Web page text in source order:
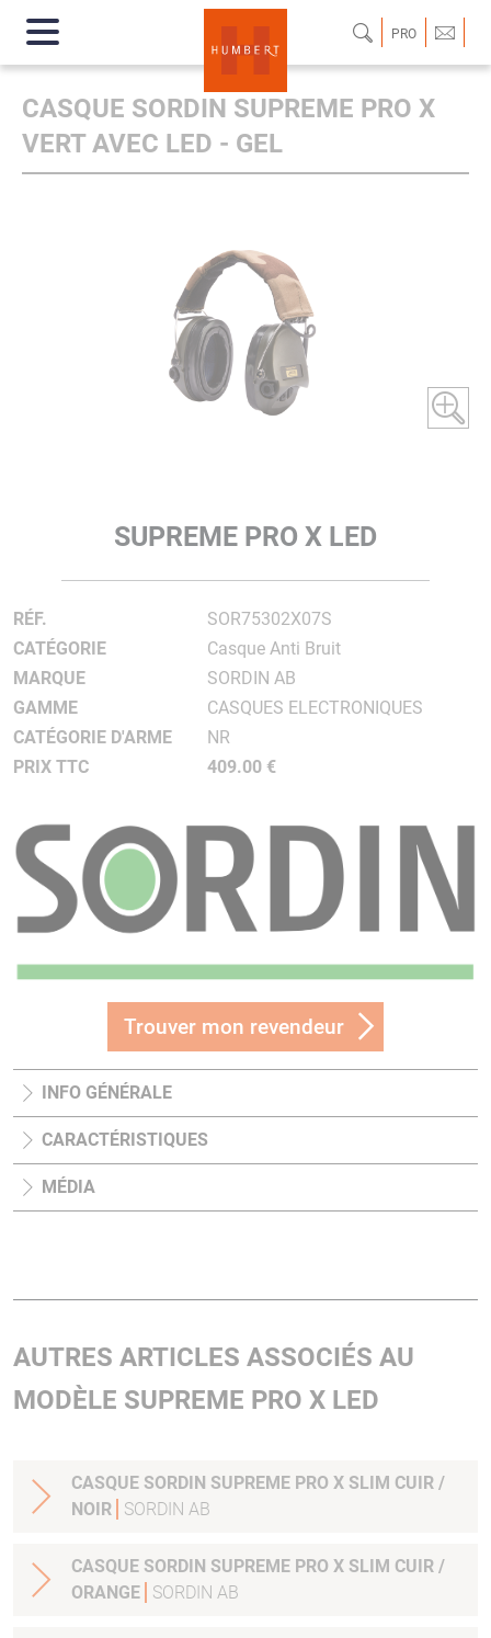
PRO
CASQUE SORDIN SUPREME PRO X
VERT AVEC LED - GEL
SUPREME PRO X LED
RÉF.
SOR75302X07S
CATÉGORIE
Casque Anti Bruit
MARQUE
SORDIN AB
GAMME
CASQUES ELECTRONIQUES
CATÉGORIE D'ARME
NR
PRIX TTC
409.00 €
Trouver mon revendeur
INFO GÉNÉRALE
CARACTÉRISTIQUES
MÉDIA
AUTRES ARTICLES ASSOCIÉS AU
MODÈLE SUPREME PRO X LED
CASQUE SORDIN SUPREME PRO X SLIM CUIR /
NOIR
SORDIN AB
CASQUE SORDIN SUPREME PRO X SLIM CUIR /
ORANGE
SORDIN AB